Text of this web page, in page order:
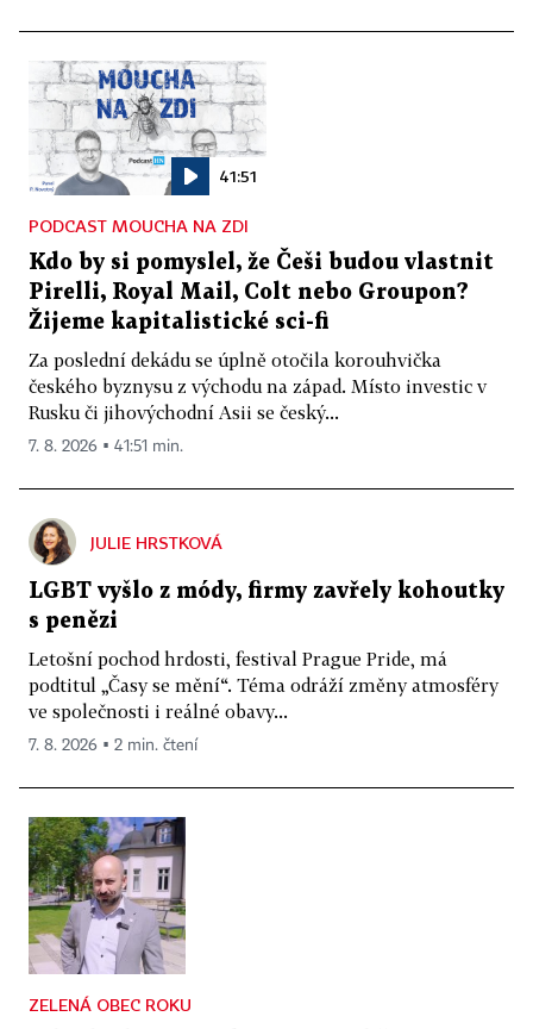
41:51
PODCAST MOUCHA NA ZDI
Kdo by si pomyslel, že Češi budou vlastnit
Pirelli, Royal Mail, Colt nebo Groupon?
Žijeme kapitalistické sci-fi
Za poslední dekádu se úplně otočila korouhvička
českého byznysu z východu na západ. Místo investic v
Rusku či jihovýchodní Asii se český...
7. 8. 2026 ▪ 41:51 min.
JULIE HRSTKOVÁ
LGBT vyšlo z módy, firmy zavřely kohoutky
s penězi
Letošní pochod hrdosti, festival Prague Pride, má
podtitul „Časy se mění“. Téma odráží změny atmosféry
ve společnosti i reálné obavy...
7. 8. 2026 ▪ 2 min. čtení
ZELENÁ OBEC ROKU